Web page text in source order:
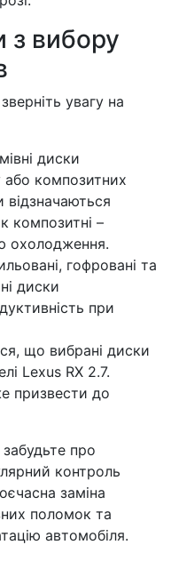
з вибору
увагу на
диски
або композитних
відзначаються
композитні –
охолодження.
гофровані та
диски
при
що вибрані диски
Lexus RX 2.7.
призвести до
про
контроль
заміна
поломок та
автомобіля.